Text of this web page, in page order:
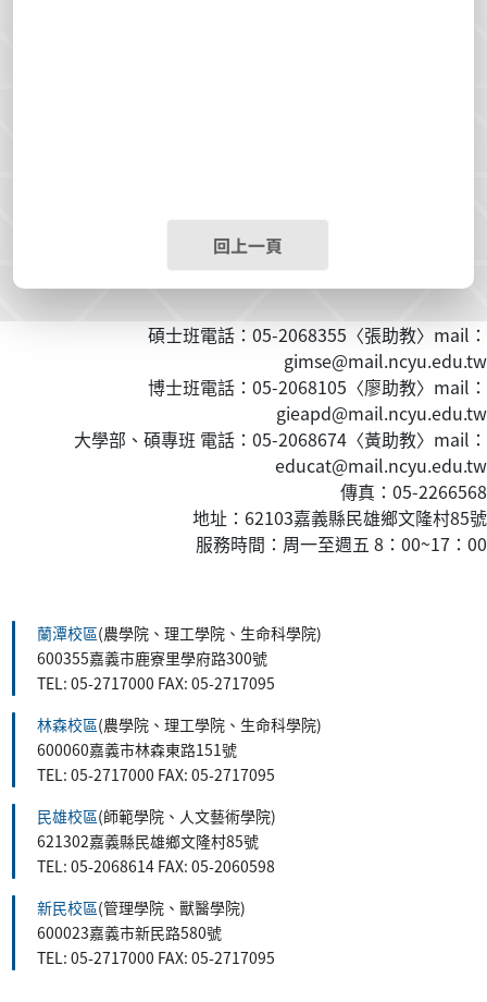
回上一頁
碩士班電話：05-2068355〈張助教〉mail：
gimse@mail.ncyu.edu.tw
博士班電話：05-2068105〈廖助教〉mail：
gieapd@mail.ncyu.edu.tw
大學部、碩專班 電話：05-2068674〈黃助教〉mail：
educat@mail.ncyu.edu.tw
傳真：05-2266568
地址：62103嘉義縣民雄鄉文隆村85號
服務時間：周一至週五 8：00~17：00
蘭潭校區(農學院、理工學院、生命科學院)
600355嘉義市鹿寮里學府路300號
TEL: 05-2717000 FAX: 05-2717095
林森校區(農學院、理工學院、生命科學院)
600060嘉義市林森東路151號
TEL: 05-2717000 FAX: 05-2717095
民雄校區(師範學院、人文藝術學院)
621302嘉義縣民雄鄉文隆村85號
TEL: 05-2068614 FAX: 05-2060598
新民校區(管理學院、獸醫學院)
600023嘉義市新民路580號
TEL: 05-2717000 FAX: 05-2717095